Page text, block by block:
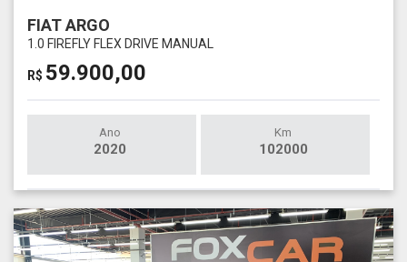
FIAT ARGO
1.0 FIREFLY FLEX DRIVE MANUAL
R$ 59.900,00
Ano
2020
Km
102000